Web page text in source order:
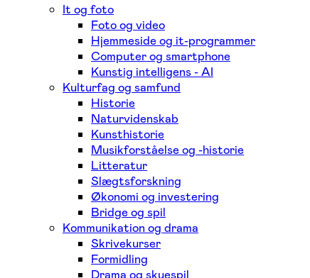
It og foto
Foto og video
Hjemmeside og it-programmer
Computer og smartphone
Kunstig intelligens - AI
Kulturfag og samfund
Historie
Naturvidenskab
Kunsthistorie
Musikforståelse og -historie
Litteratur
Slægtsforskning
Økonomi og investering
Bridge og spil
Kommunikation og drama
Skrivekurser
Formidling
Drama og skuespil